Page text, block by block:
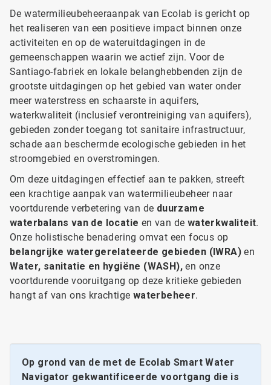
De watermilieubeheeraanpak van Ecolab is gericht op
het realiseren van een positieve impact binnen onze
activiteiten en op de wateruitdagingen in de
gemeenschappen waarin we actief zijn. Voor de
Santiago-fabriek en lokale belanghebbenden zijn de
grootste uitdagingen op het gebied van water onder
meer waterstress en schaarste in aquifers,
waterkwaliteit (inclusief verontreiniging van aquifers),
gebieden zonder toegang tot sanitaire infrastructuur,
schade aan beschermde ecologische gebieden in het
stroomgebied en overstromingen.
Om deze uitdagingen effectief aan te pakken, streeft
een krachtige aanpak van watermilieubeheer naar
voortdurende verbetering van de duurzame
waterbalans van de locatie en van de waterkwaliteit.
Onze holistische benadering omvat een focus op
belangrijke watergerelateerde gebieden (IWRA) en
Water, sanitatie en hygiëne (WASH), en onze
voortdurende vooruitgang op deze kritieke gebieden
hangt af van ons krachtige waterbeheer.
Op grond van de met de Ecolab Smart Water
Navigator gekwantificeerde voortgang die is